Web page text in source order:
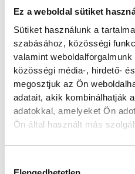
Ez a weboldal sütiket
Sütiket használunk a
szabásához, közösségi
valamint
közösségi média-, hirdető-
megosztjuk az Ön
adatait, akik kombinálhatják
adatokkal, amelyeket Ön
Ön által használt más
Idén különleges
a Berhida –
CHEMARK Zrt: a
évfordulóját ünnepli.
társaság mára
meghatározó
Európa
kiemelkedő
2026. JÚNIUS 2. 21:09